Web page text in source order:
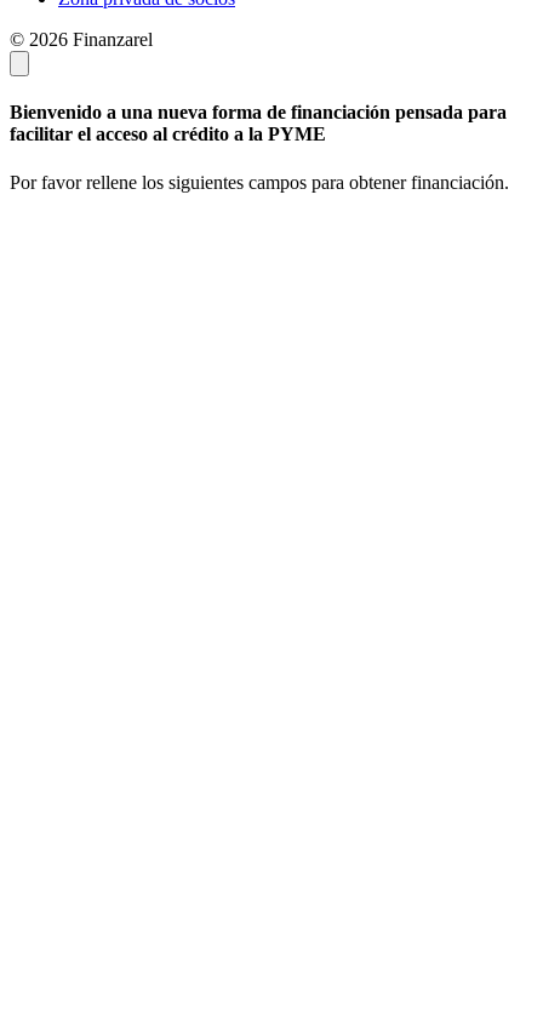
© 2026 Finanzarel
Bienvenido a una nueva forma de financiación pensada para
facilitar el acceso al crédito a la PYME
Por favor rellene los siguientes campos para obtener financiación.